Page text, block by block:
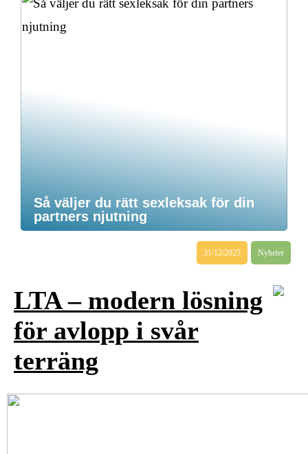
Så väljer du rätt sexleksak för din
partners njutning
31/12/2025 Nyheter
LTA – modern lösning
för avlopp i svår
terräng